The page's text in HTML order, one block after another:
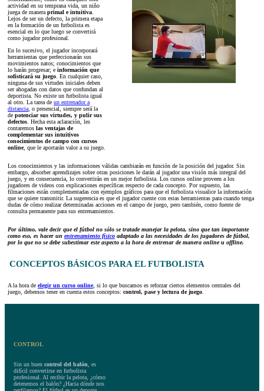
actividad en su temprana vida, un niño
juega de maneraprimal e intuitiva.
Lejos de ser un defecto, la primera etapa
en la formación de un futbolista es
esencial en lo que luego se convertirá
como jugador profesional.
En lo sucesivo, el jugador incorporará
herramientas que perfeccionarán sus
movimientos natos; conocimientos que
lo harán progresar; e información que
sofisticará su juego. En cualquier caso,
ninguna de sus virtudes iniciales deben
ser ahogadas con datos que confundan al
deportista. No existe un futbolista igual
al otro. La tarea de un entrenador a
distancia, o presencial, siempre será la
de potenciar sus virtudes, y pulir sus
defectos. Hecha esta aclaración, les
contaremos las ventajas de
complementar sus intuitivos
conocimientos de campo con cursos
online, que le aportarán valor a su juego.
Los conocimientos y las informaciones válidas cambiarán en función de la posición del jugador. Sin
embargo, absorber aprendizajes sobre otras posiciones le darán al jugador una visión más integral del
juego, y en consecuencia, lo convertirán en un mejor futbolista. Los cursos online proveen a los
jugadores de videos con explicaciones específicas respecto de cada concepto. Por supuesto, las
filmaciones están complementadas con ejemplos gráficos para que el futbolista visualice la información
que se quiere transmitir. La sugerencia es que el jugador cuente con estas herramientas para cuando tenga
dudas de cómo realizar determinadas acciones en el campo de juego, pero también, como fuente de
consulta permanente para sus entrenamientos.
Por último, vale decir que el fútbol no sólo se tratade manejar la pelota, sino que tan importante
como eso, es hacer un entrenamiento físico adaptado a las necesidades de los jugadores de fútbol,
por lo que no se debe subestimar este aspecto a la hora de entrenar de manera online u offline.
CONCEPTOS BÁSICOS PARA EL FUTBOLISTA
A la hora de elegir un curso online, si lo que buscamos es reforzar ciertos elementos centrales del
juego, debemos tener en cuenta estos conceptos: control, pase y lectura de juego.
CONTROL
Sin un buen control del balón , es
difícil convertirse en futbolista
profesional. Al recibir la pelota, ¿cómo
detenemos el balón? ¿Hacia dónde nos